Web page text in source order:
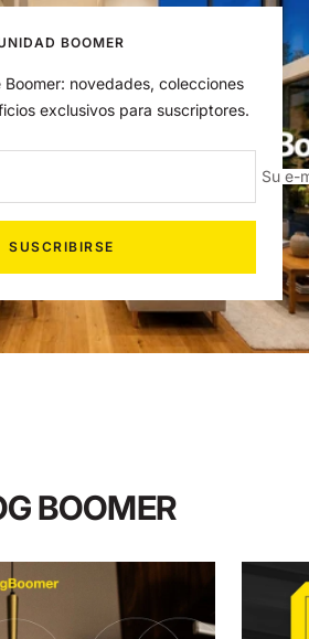
BOOMER
Boomer: novedades, colecciones
exclusivos para suscriptores.
Su e-
SUSCRIBIRSE
BOOMER